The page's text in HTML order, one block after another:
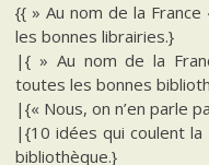
{{ » Au nom de la France
les bonnes librairies.}
|{ » Au nom de la
toutes les bonnes
|{« Nous, on n’en parle
|{10 idées qui coulent la
bibliothèque.}